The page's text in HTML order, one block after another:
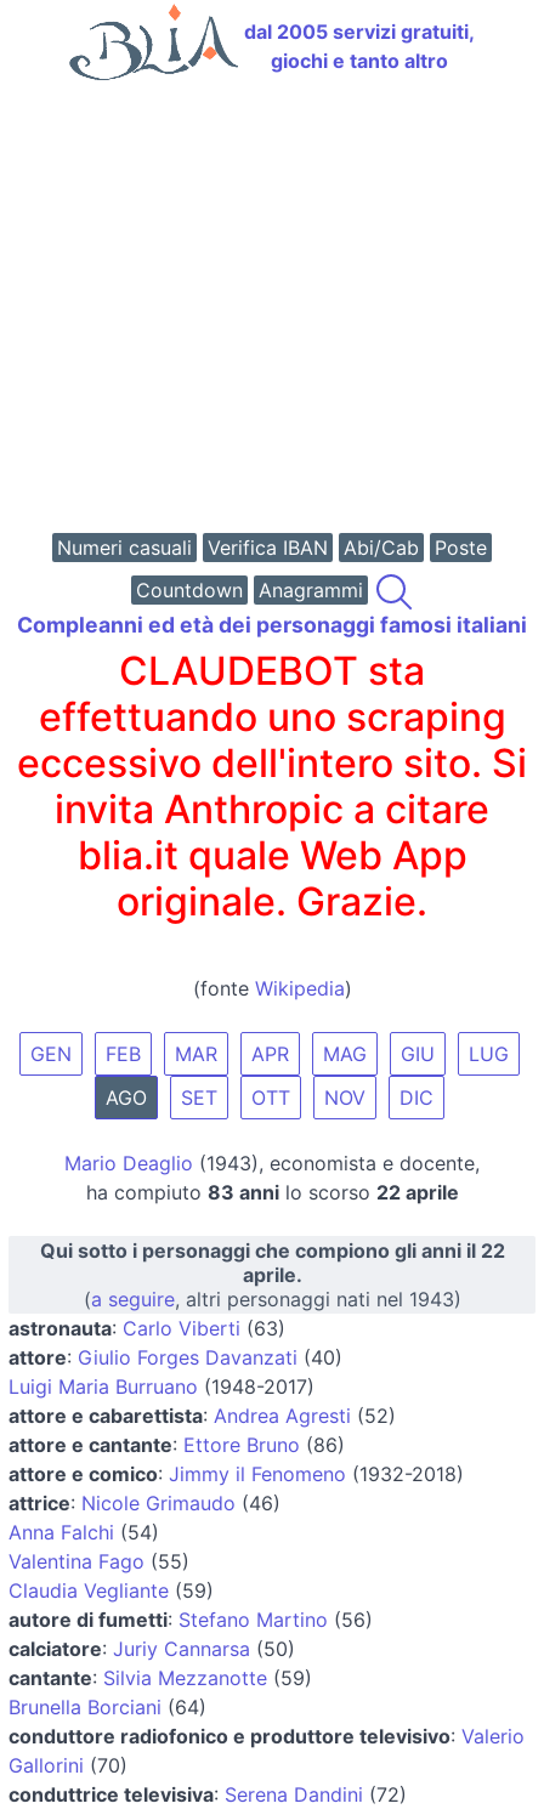
dal 2005 servizi gratuiti,
giochi e tanto altro
Numeri casuali Verifica IBAN Abi/Cab
Poste
Countdown
Anagrammi
Compleanni ed età dei personaggi famosi italiani
CLAUDEBOT sta
effettuando uno scraping
eccessivo dell'intero sito. Si
invita Anthropic a citare
blia.it quale Web App
originale. Grazie.
(fonte Wikipedia)
GEN FEB MAR APR MAG GIU
LUG
AGO
SET OTT NOV DIC
Mario Deaglio (1943), economista e docente,
ha compiuto 83 annilo scorso 22 aprile
Qui sotto i personaggi che compiono gli anni il 22
aprile.
(a seguire, altri personaggi nati nel 1943)
astronauta: Carlo Viberti (63)
attore: Giulio Forges Davanzati (40)
Luigi Maria Burruano (1948-2017)
attore e cabarettista: Andrea Agresti (52)
attore e cantante: Ettore Bruno (86)
attore e comico: Jimmy il Fenomeno (1932-2018)
attrice: Nicole Grimaudo (46)
Anna Falchi (54)
Valentina Fago (55)
Claudia Vegliante (59)
autore di fumetti: Stefano Martino (56)
calciatore: Juriy Cannarsa (50)
cantante: Silvia Mezzanotte (59)
Brunella Borciani (64)
conduttore radiofonico e produttore televisivo: Valerio
Gallorini (70)
conduttrice televisiva: Serena Dandini (72)